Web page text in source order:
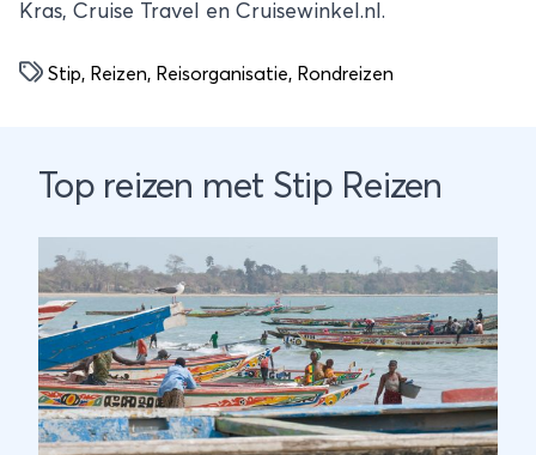
Kras, Cruise Travel en Cruisewinkel.nl.
Stip, Reizen, Reisorganisatie, Rondreizen
Top reizen met Stip Reizen